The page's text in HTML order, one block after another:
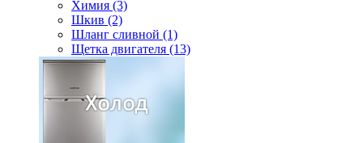
Химия (3)
Шкив (2)
Шланг сливной (1)
Щетка двигателя (13)